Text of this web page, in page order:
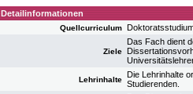
Detailinformationen
Quellcurriculum
Ziele
Das Fach dient
Lehrinhalte
Die Lehrinhalte
Studierenden.